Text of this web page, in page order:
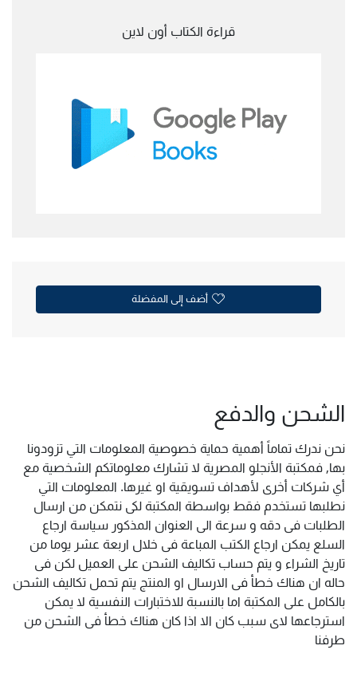
قراءة الكتاب أون لاين
أضف إلى المفضلة
الشحن والدفع
نحن ندرك تماماً أهمية حماية خصوصية المعلومات التي تزودونا
بها, فمكتبة الأنجلو المصرية لا تشارك معلوماتكم الشخصية مع
أي شركات أخرى لأهداف تسويقية او غيرها. المعلومات التي
نطلبها تستخدم فقط بواسطة المكتبة لكى نتمكن من ارسال
الطلبات فى دقه و سرعة الى العنوان المذكور سياسة ارجاع
السلع يمكن ارجاع الكتب المباعة فى خلال اربعة عشر يوما من
تاريخ الشراء و يتم حساب تكاليف الشحن على العميل لكن فى
حاله ان هناك خطأ فى الارسال او المنتج يتم تحمل تكاليف الشحن
بالكامل على المكتبة اما بالنسبة للاختبارات النفسية لا يمكن
استرجاعها لاى سبب كان الا اذا كان هناك خطأ فى الشحن من
طرفنا